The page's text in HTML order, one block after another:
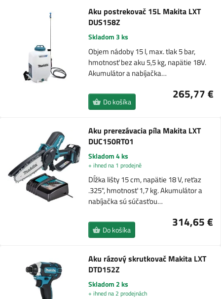
Aku postrekovač 15L Makita LXT
DUS158Z
Skladom 3 ks
Objem nádoby 15 l, max. tlak 5 bar,
hmotnosť bez aku 5,5 kg, napätie 18V.
Akumulátor a nabíjačka…
265,77 €
Do košíka
Aku prerezávacia píla Makita LXT
DUC150RT01
Skladom 4 ks
+ ihned na 1 prodejně
Dĺžka lišty 15 cm, napätie 18 V, reťaz
.325", hmotnosť 1,7 kg. Akumulátor a
nabíjačka sú súčasťou…
314,65 €
Do košíka
Aku rázový skrutkovač Makita LXT
DTD152Z
Skladom 2 ks
+ ihned na 2 prodejnách